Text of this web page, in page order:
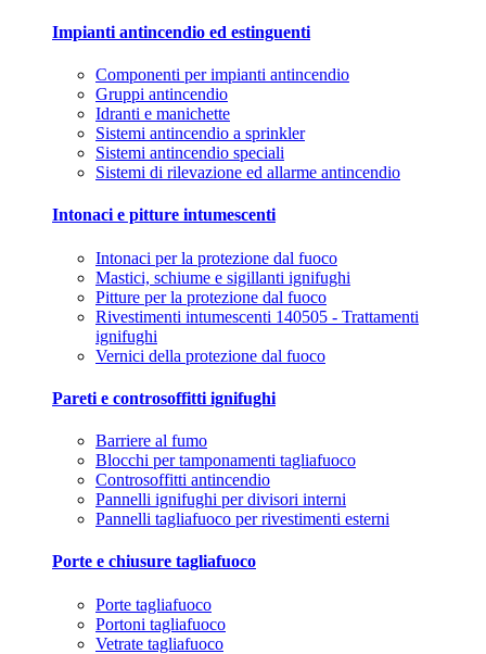
Impianti antincendio ed estinguenti
Componenti per impianti antincendio
Gruppi antincendio
Idranti e manichette
Sistemi antincendio a sprinkler
Sistemi antincendio speciali
Sistemi di rilevazione ed allarme antincendio
Intonaci e pitture intumescenti
Intonaci per la protezione dal fuoco
Mastici, schiume e sigillanti ignifughi
Pitture per la protezione dal fuoco
Rivestimenti intumescenti 140505 - Trattamenti
ignifughi
Vernici della protezione dal fuoco
Pareti e controsoffitti ignifughi
Barriere al fumo
Blocchi per tamponamenti tagliafuoco
Controsoffitti antincendio
Pannelli ignifughi per divisori interni
Pannelli tagliafuoco per rivestimenti esterni
Porte e chiusure tagliafuoco
Porte tagliafuoco
Portoni tagliafuoco
Vetrate tagliafuoco